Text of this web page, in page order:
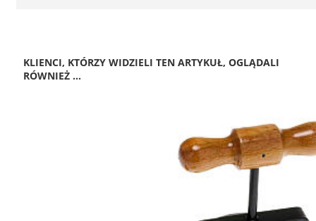
KLIENCI, KTÓRZY WIDZIELI TEN ARTYKUŁ, OGLĄDALI
RÓWNIEŻ ...